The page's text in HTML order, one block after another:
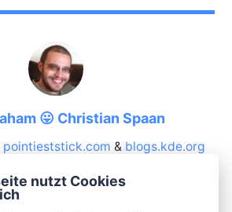
😛 Christian Spaan
pointieststick.com & blogs.kde.org
nutzt Cookies